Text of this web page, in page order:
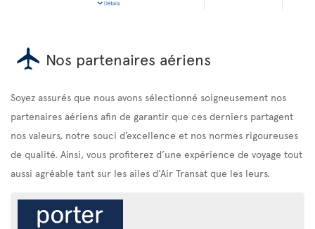
Nos partenaires aériens
Soyez assurés que nous avons sélectionné soigneusement nos
partenaires aériens afin de garantir que ces derniers partagent
nos valeurs, notre souci d’excellence et nos normes rigoureuses
de qualité. Ainsi, vous profiterez d’une expérience de voyage tout
aussi agréable tant sur les ailes d’Air Transat que les leurs.